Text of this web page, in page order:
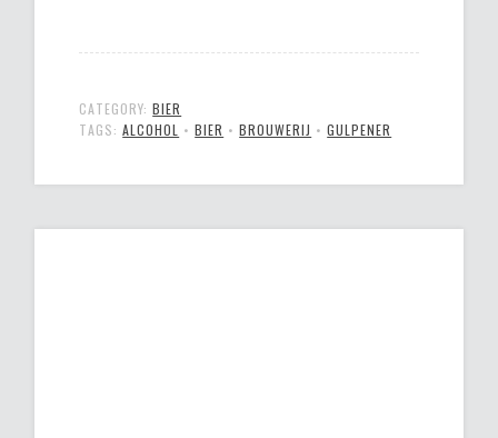
CATEGORY:BIER
TAGS:ALCOHOL •BIER •BROUWERIJ •GULPENER